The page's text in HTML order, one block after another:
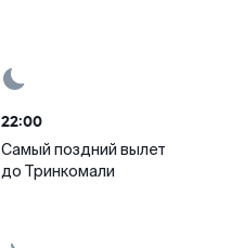
22:00
Самый поздний вылет
до Тринкомали